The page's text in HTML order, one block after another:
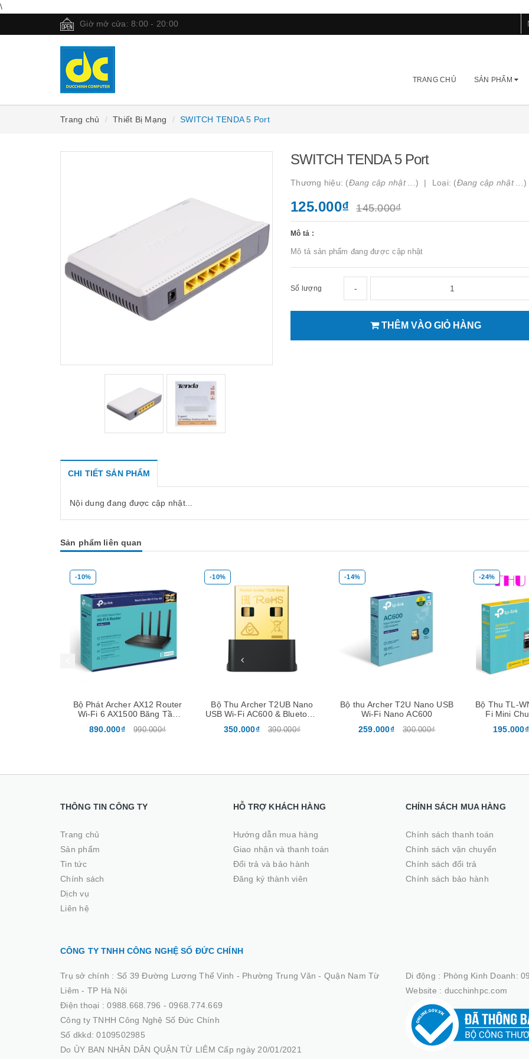
\
Giờ mở cửa: 8:00 - 20:00
TRANG CHỦ SẢN PHẨM
Trang chủ Thiết Bị Mạng SWITCH TENDA 5 Port
SWITCH TENDA 5 Port
Thương hiệu: (Đang cập nhật ... ) Loại: (Đang cập nhật ... )
125.000₫ 145.000₫
Mô tả :
Mô tả sản phẩm đang được cập nhật
Số lượng -
THÊM VÀO GIỎ HÀNG
CHI TIẾT SẢN PHẨM
Nội dung đang được cập nhật...
Sản phẩm liên quan
-10%
Bộ Thu Archer T2UB Nano
USB Wi-Fi AC600 & Bluetooth
350.000₫ 390.000₫
-14%
Bộ thu Archer T2U Nano USB
Wi-Fi Nano AC600
259.000₫
300.000₫
-24%
Mua hàng
Bộ Thu TL-WN823N USB Wi-
Fi Mini Chuẩn N Tốc Độ
195.000₫ 255.000₫
-15%
Bộ Chuyển
TL-WN881ND
299.000₫
Mua hàng
THÔNG TIN CÔNG TY
Trang chủ
Sản phẩm
Tin tức
Chính sách
Dịch vụ
Liên hệ
HỖ TRỢ KHÁCH HÀNG
Hướng dẫn mua hàng
Giao nhận và thanh toán
Đổi trả và bảo hành
Đăng ký thành viên
CHÍNH SÁCH MUA HÀNG
Chính sách thanh toán
Chính sách vận chuyển
Chính sách đổi trả
Chính sách bảo hành
CÔNG TY TNHH CÔNG NGHỆ SỐ ĐỨC CHÍNH
Trụ sở chính : Số 39 Đường Lương Thế Vinh - Phường Trung Văn - Quận Nam Từ
Liêm - TP Hà Nội
Điện thoại :0988.668.796 - 0968.774.669
Công ty TNHH Công Nghệ Số Đức Chính
Số dkkd: 0109502985
Do ỦY BAN NHÂN DÂN QUẬN TỪ LIÊM Cấp ngày 20/01/2021
Di động : Phòng Kinh Doanh:
Website : ducchinhpc.com